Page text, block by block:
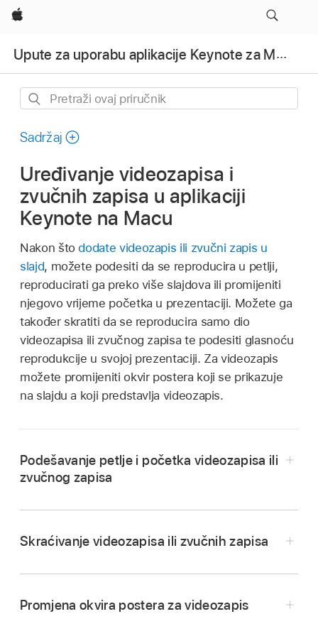
Apple
Upute za uporabu aplikacije Keynote za Mac
Pretraži
priručnik
Sadržaj
Uređivanje videozapisa i
zvučnih zapisa u aplikaciji
Keynote na Macu
Nakon štododate videozapis ili zvučni zapis u
slajd, možete podesiti da se reproducira u petlji,
reproducirati ga preko više slajdova ili promijeniti
njegovo vrijeme početka u prezentaciji. Možete ga
također skratiti da se reproducira samo dio
videozapisa ili zvučnog zapisa te podesiti glasnoću
reprodukcije u svojoj prezentaciji. Za videozapis
možete promijeniti okvir postera koji se prikazuje
na slajdu a koji predstavlja videozapis.
Podešavanje petlje i početka videozapisa ili
zvučnog zapisa
Otvorite prezentaciju s videozapisom ili
zvukom, zatim kliknite video ili audio za odabir.
U
rubnom stupcuFormatiraj kliknite karticu
Film ili Zvučni zapis.
Skraćivanje videozapisa ili zvučnih zapisa
zvukom, zatim kliknite video ili audio za odabir.
Promjena okvira postera za videozapis